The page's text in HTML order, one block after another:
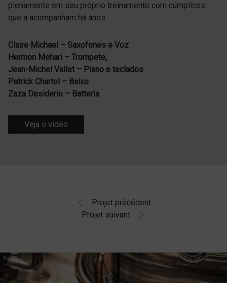
plenamente em seu próprio treinamento com cúmplices
que a acompanham há anos.
Claire Michael – Saxofones e Voz
Hermon Mehari – Trompete,
Jean-Michel Vallet – Piano e teclados
Patrick Chartol – Baixo
Zaza Desiderio – Batteria
Veja o vidéo
Projet précédent
Projet suivant